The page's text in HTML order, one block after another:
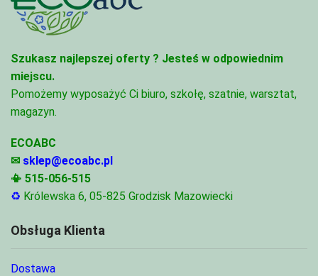
Szukasz najlepszej oferty ? Jesteś w odpowiednim
miejscu.
Pomożemy wyposażyć Ci biuro, szkołę, szatnie, warsztat,
magazyn.
ECOABC
✉ sklep@ecoabc.pl
📳 515-056-515
♻ Królewska 6, 05-825 Grodzisk Mazowiecki
Obsługa Klienta
Dostawa